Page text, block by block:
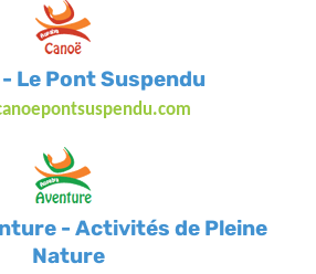
- Le Pont Suspendu
- Activités de Pleine
Nature